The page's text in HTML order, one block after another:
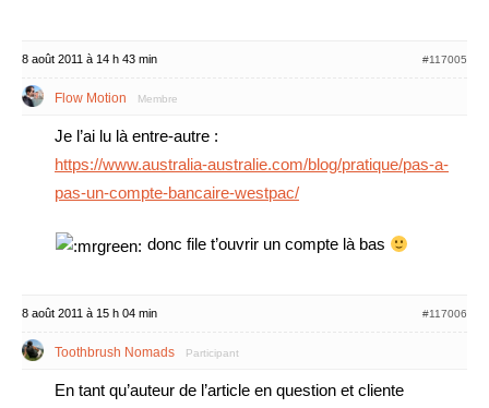
8 août 2011 à 14 h 43 min #117005
Flow Motion Membre
Je l’ai lu là entre-autre :
https://www.australia-australie.com/blog/pratique/pas-a-
pas-un-compte-bancaire-westpac/
donc file t’ouvrir un compte là bas
8 août 2011 à 15 h 04 min #117006
Toothbrush Nomads Participant
En tant qu’auteur de l’article en question et cliente